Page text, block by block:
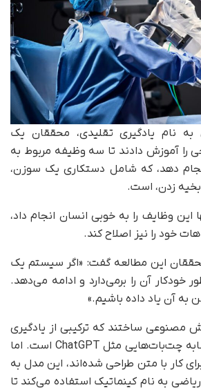
به نام یادگیری تقلیدی، محققان یک
را آموزش دادند تا سه وظیفه مربوط به
دهد، که شامل دستکاری یک سوزن،
بخیه زدن، است.
وظایف را به خوبی انسان انجام داد،
خود را نیز اصلاح کند.
این مطالعه گفت: «اگر سیستم یک
خودکار آن را برمی‌دارد و ادامه می‌دهد.
آن یاد داده باشیم.»
ساختند که ترکیبی از یادگیری
تقلیدی و معماری مشابه چت‌بات‌هایی مثل ChatGPT است. اما
کار با متن طراحی شده‌اند، این مدل به
به نام کینماتیک استفاده می‌کند تا